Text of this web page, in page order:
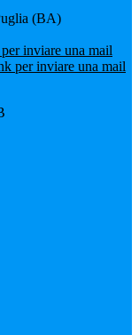
(BA)
inviare una mail
per inviare una mail